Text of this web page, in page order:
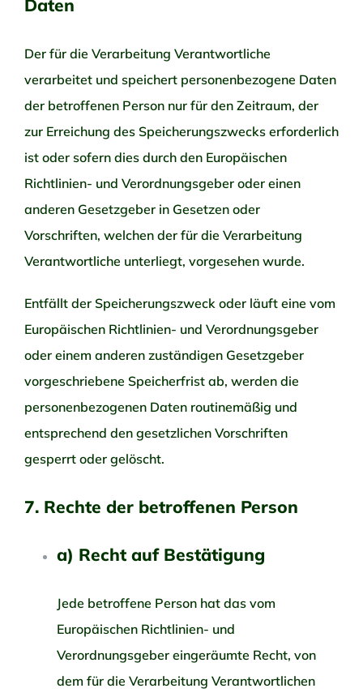
Daten
Der für die Verarbeitung Verantwortliche
verarbeitet und speichert personenbezogene Daten
der betroffenen Person nur für den Zeitraum, der
zur Erreichung des Speicherungszwecks erforderlich
ist oder sofern dies durch den Europäischen
Richtlinien- und Verordnungsgeber oder einen
anderen Gesetzgeber in Gesetzen oder
Vorschriften, welchen der für die Verarbeitung
Verantwortliche unterliegt, vorgesehen wurde.
Entfällt der Speicherungszweck oder läuft eine vom
Europäischen Richtlinien- und Verordnungsgeber
oder einem anderen zuständigen Gesetzgeber
vorgeschriebene Speicherfrist ab, werden die
personenbezogenen Daten routinemäßig und
entsprechend den gesetzlichen Vorschriften
gesperrt oder gelöscht.
7. Rechte der betroffenen Person
a) Recht auf Bestätigung
Jede betroffene Person hat das vom
Europäischen Richtlinien- und
Verordnungsgeber eingeräumte Recht, von
dem für die Verarbeitung Verantwortlichen